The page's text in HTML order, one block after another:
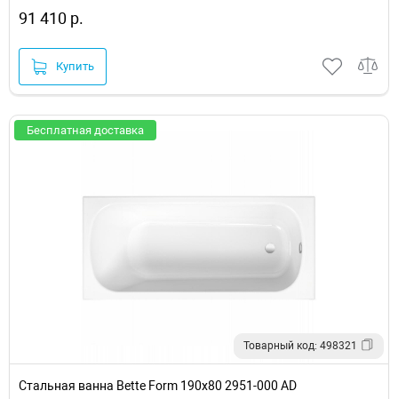
91 410 р.
Купить
Бесплатная доставка
Товарный код: 498321
Стальная ванна Bette Form 190x80 2951-000 AD